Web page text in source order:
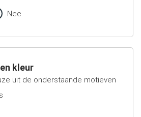
Nee
kleur
uit de onderstaande motieven